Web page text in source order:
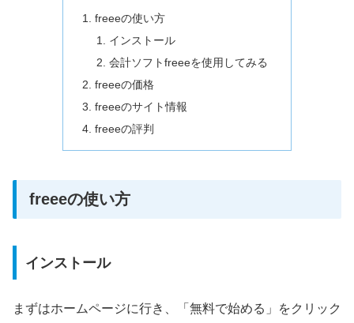
freeeの使い方
インストール
会計ソフトfreeeを使用してみる
freeeの価格
freeeのサイト情報
freeeの評判
freeeの使い方
インストール
まずはホームページに行き、「無料で始める」をクリック